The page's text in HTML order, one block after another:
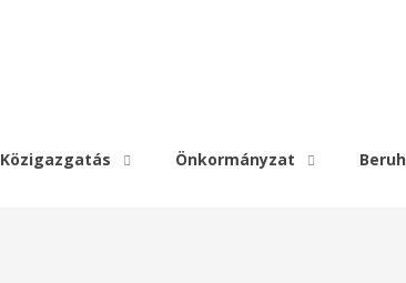
Közigazgatás Önkormányzat